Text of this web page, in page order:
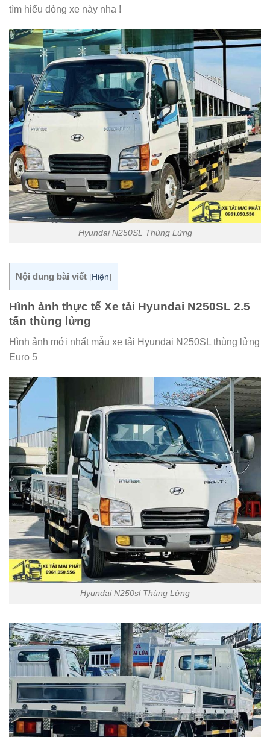
tìm hiểu dòng xe này nha !
Hyundai N250SL Thùng Lửng
Nội dung bài viết [Hiện]
Hình ảnh thực tế Xe tải Hyundai N250SL 2.5
tấn thùng lửng
Hình ảnh mới nhất mẫu xe tải Hyundai N250SL thùng lửng
Euro 5
Hyundai N250sl Thùng Lửng